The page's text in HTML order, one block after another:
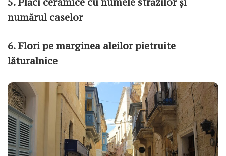
numărul caselor
6. Flori pe marginea aleilor pietruite
lăturalnice